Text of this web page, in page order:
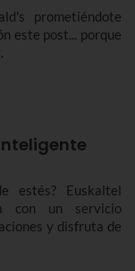
prometiéndote
este post... porque
estés? Euskaltel
con un servicio
y disfruta de